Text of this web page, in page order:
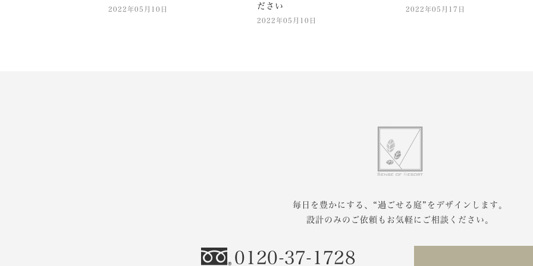
2022年05月10日
ださい
2022年05月10日
2022年05月17日
毎日を豊かにする、
“過ごせる庭”をデザインします。
設計のみのご依頼もお気軽にご相談ください。
0120-37-1728